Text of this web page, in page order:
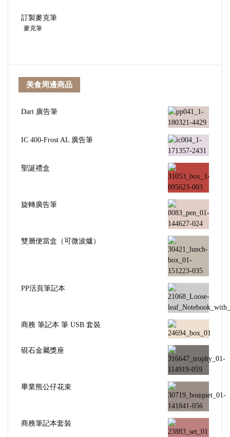
訂製麥克筆
麥克筆
美食周邊商品
Dart 廣告筆
IC 400-Frost AL 廣告筆
聖誕禮盒
旋轉廣告筆
雙層便當盒（可微波爐）
PP活頁筆記本
商務 筆記本 筆 USB 套裝
硯石金屬獎座
畢業熊公仔花束
商務筆記本套裝